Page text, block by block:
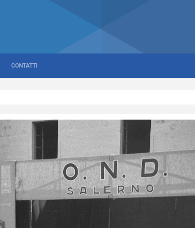
CONTATTI